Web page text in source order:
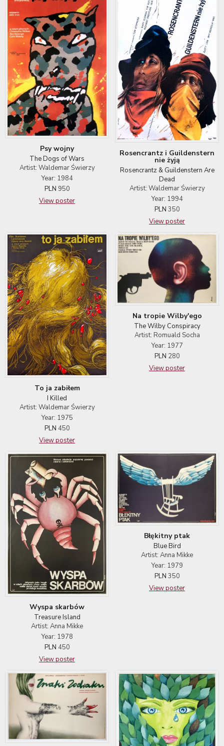
Psy wojny
The Dogs of Wars
Artist: Waldemar Świerzy
Year: 1984
PLN 950
View poster
Rosencrantz i Guildenstern
nie żyją
Rosencrantz & Guildenstern Are
Dead
Artist: Waldemar Świerzy
Year: 1994
PLN 350
View poster
To ja zabiłem
I Killed
Artist: Waldemar Świerzy
Year: 1975
PLN 450
View poster
Na tropie Wilby'ego
The Wilby Conspiracy
Artist: Romuald Socha
Year: 1977
PLN 280
View poster
Wyspa skarbów
Treasure Island
Artist: Anna Mikke
Year: 1978
PLN 450
View poster
Błękitny ptak
Blue Bird
Artist: Anna Mikke
Year: 1979
PLN 350
View poster